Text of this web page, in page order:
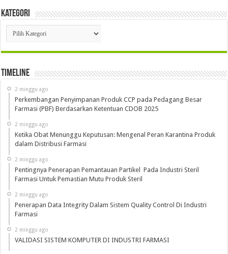
Kategori
Kategori
Timeline
2 minggu ago
Perkembangan Penyimpanan Produk CCP pada Pedagang Besar
Farmasi (PBF) Berdasarkan Ketentuan CDOB 2025
2 minggu ago
Ketika Obat Menunggu Keputusan: Mengenal Peran Karantina Produk
dalam Distribusi Farmasi
2 minggu ago
Pentingnya Penerapan Pemantauan Partikel Pada Industri Steril
Farmasi Untuk Pemastian Mutu Produk Steril
2 minggu ago
Penerapan Data Integrity Dalam Sistem Quality Control Di Industri
Farmasi
2 minggu ago
VALIDASI SISTEM KOMPUTER DI INDUSTRI FARMASI